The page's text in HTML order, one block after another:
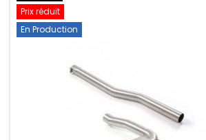
Prix réduit
En Production